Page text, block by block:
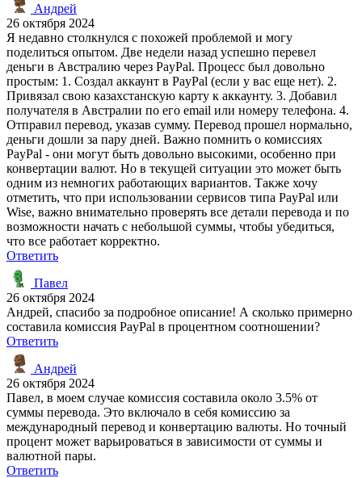
Андрей
26 октября 2024
Я недавно столкнулся с похожей проблемой и могу
поделиться опытом. Две недели назад успешно перевел
деньги в Австралию через PayPal. Процесс был довольно
простым: 1. Создал аккаунт в PayPal (если у вас еще нет). 2.
Привязал свою казахстанскую карту к аккаунту. 3. Добавил
получателя в Австралии по его email или номеру телефона. 4.
Отправил перевод, указав сумму. Перевод прошел нормально,
деньги дошли за пару дней. Важно помнить о комиссиях
PayPal - они могут быть довольно высокими, особенно при
конвертации валют. Но в текущей ситуации это может быть
одним из немногих работающих вариантов. Также хочу
отметить, что при использовании сервисов типа PayPal или
Wise, важно внимательно проверять все детали перевода и по
возможности начать с небольшой суммы, чтобы убедиться,
что все работает корректно.
Ответить
Павел
26 октября 2024
Андрей, спасибо за подробное описание! А сколько примерно
составила комиссия PayPal в процентном соотношении?
Ответить
Андрей
26 октября 2024
Павел, в моем случае комиссия составила около 3.5% от
суммы перевода. Это включало в себя комиссию за
международный перевод и конвертацию валюты. Но точный
процент может варьироваться в зависимости от суммы и
валютной пары.
Ответить